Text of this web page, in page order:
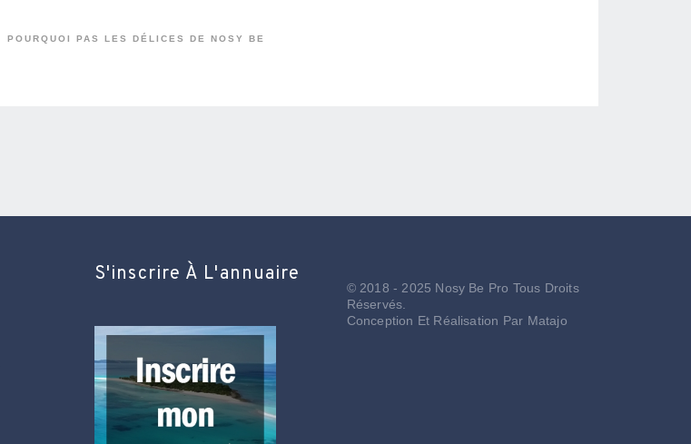
POURQUOI PAS LES DÉLICES DE NOSY BE
S'inscrire À L'annuaire
© 2018 - 2025 Nosy Be Pro Tous Droits
Réservés.
Conception Et Réalisation Par Matajo